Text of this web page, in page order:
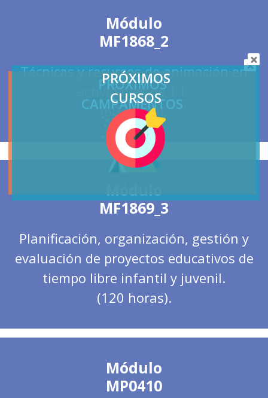
Módulo
MF1868_2
Técnicas y recursos de animación en
actividades de T.L.
(60 horas).
Módulo
MF1869_3
Planificación, organización, gestión y
evaluación de proyectos educativos de
tiempo libre infantil y juvenil.
(120 horas).
Módulo
MP0410
PRÓXIMOS
CAMPAMENTOS
PRÓXIMOS
CURSOS